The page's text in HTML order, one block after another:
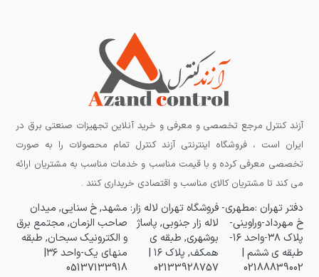
آزند کنترل مرجع تخصصی و معرفی و خرید آنلاین تجهیزات صنعتی برق در
ایران است ، فروشگاه اینترنتی آزند کنترل تمام محصولات را به صورت
تخصصی معرفی کرده و با قیمت مناسب و خدمات مناسب به مشتریان ارائه
می کند تا مشتریان کالای مناسب و اقتصادی خریداری کنند .
دفتر تهران :مطهری-
خ مهرداد-وراوینی-
پلاک ۳۸-واحد ۱۶-
طبقه ی ششم |
02188839002
فروشگاه تهران لاله زار:
لاله زار جنوبی, پاساژ
بوشهری, طبقه ی
همکف, پلاک ۱۶ |
02133928757
مشهد, خ سنایی, میدان
صاحب الزمان, مجتمع برق
و الکترونیک سبحان, طبقه
منهای یک-واحد ۳۶|
05137133918